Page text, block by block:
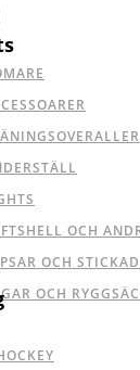
SPORTER
OCH
OCH
OCH
LAGSPORTER